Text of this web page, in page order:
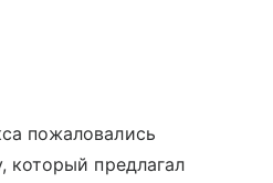
пожаловались
который предлагал